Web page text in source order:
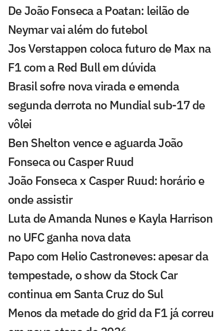
De João Fonseca a Poatan: leilão de
Neymar vai além do futebol
Jos Verstappen coloca futuro de Max na
F1 com a Red Bull em dúvida
Brasil sofre nova virada e emenda
segunda derrota no Mundial sub-17 de
vôlei
Ben Shelton vence e aguarda João
Fonseca ou Casper Ruud
João Fonseca x Casper Ruud: horário e
onde assistir
Luta de Amanda Nunes e Kayla Harrison
no UFC ganha nova data
Papo com Helio Castroneves: apesar da
tempestade, o show da Stock Car
continua em Santa Cruz do Sul
Menos da metade do grid da F1 já correu